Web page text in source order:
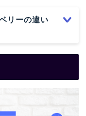
リーの違い